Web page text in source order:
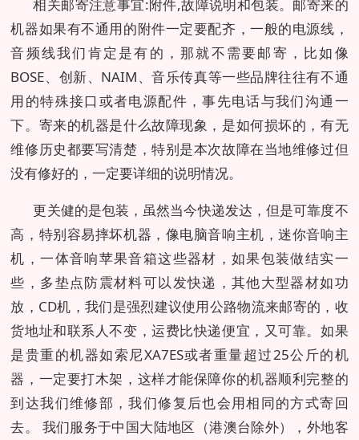
相关邮寄注意事宜:附件,故障说明和包装。邮寄来的
机器如果有不通用的附件一定要配齐，一般的电源线，
音频线我们肯定是有的，那就不需要邮寄，比如像
BOSE、创新、NAIM、音乐传真等一些品牌往往有不通
用的特殊接口或者电源配件，事先电话与我们沟通一
下。寄来的机器是什么故障现象，是如何损坏的，有无
维修历史都要写清楚，特别是本次故障在当地维修过但
没有修好的，一定要详细的说明情况。
更关健的是包装，虽然当今快递发达，但是可靠度不
高，特别容易摔坏机器，像电脑音响主机，迷你音响主
机，一体音响苹果音箱这些器材，如果包装做结实一
些，多垫点防震材料可以发快递，其他大型器材如功
放，CD机，我们是强烈建议使用公路物流来邮寄的，收
货地址和联系人不变，运费比快递便宜，又可靠。如果
是贵重的机器如索尼XA7ES或者重量超过25公斤的机
器，一定要打木架，这样才能保障你的机器顺利完整的
到达我们维修部，我们修复后也会用相同的方式寄回
去。 我们服务于中国大陆地区（港澳台除外），外地客